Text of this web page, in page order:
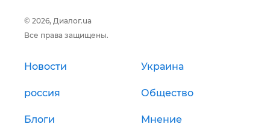
© 2026, Диалог.ua
Все права защищены.
Новости Украина
россия Общество
Блоги Мнение